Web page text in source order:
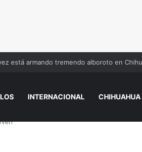
a los 68 años
INTERNACIONAL CHIHUAHUA